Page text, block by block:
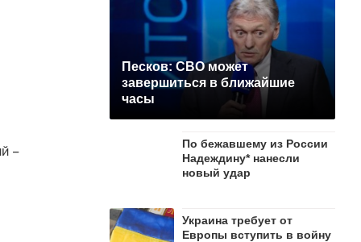
–
Песков: СВО может
завершиться в ближайшие
часы
По бежавшему из России
Надеждину* нанесли
новый удар
Украина требует от
Европы вступить в войну